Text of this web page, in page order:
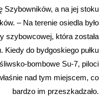
Szybowników, a na jej stoku
– Na terenie osiedla było
szybowcowej, która została
Kiedy do bydgoskiego pułku
bombowe Su-7, piloci
nad tym miejscem, co
bardzo im przeszkadzało.